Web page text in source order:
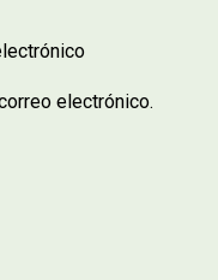
electrónico.